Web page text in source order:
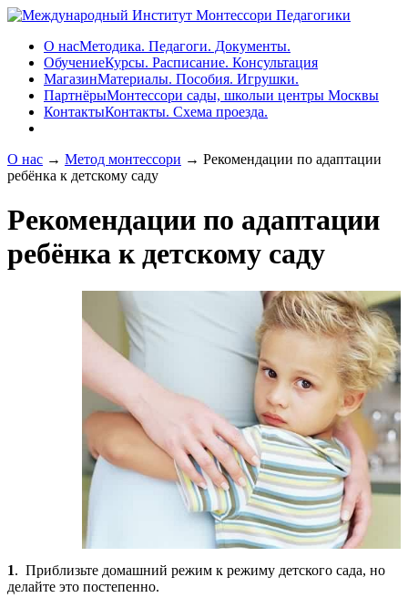
О насМетодика. Педагоги. Документы.
ОбучениеКурсы. Расписание. Консультация
МагазинМатериалы. Пособия. Игрушки.
ПартнёрыМонтессори сады, школыи центры Москвы
КонтактыКонтакты. Схема проезда.
О нас → Метод монтессори → Рекомендации по адаптации
ребёнка к детскому саду
Рекомендации по адаптации
ребёнка к детскому саду
1. Приблизьте домашний режим к режиму детского сада, но
делайте это постепенно.